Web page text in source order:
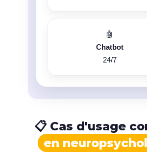
🤖
Chatbot
24/7
📋 Cas d'usage
en